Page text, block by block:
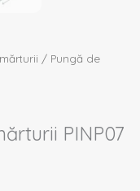
/ Pungă de
PINP07